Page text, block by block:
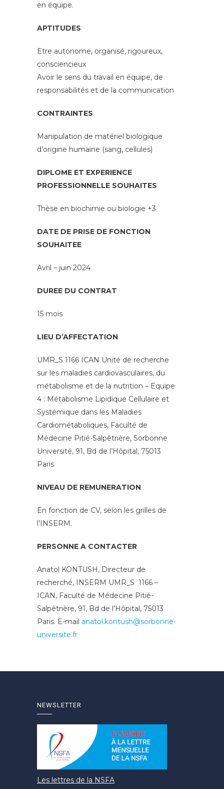
en équipe.
APTITUDES
Etre autonome, organisé, rigoureux,
consciencieux
Avoir le sens du travail en équipe, de
responsabilités et de la communication
CONTRAINTES
Manipulation de matériel biologique
d’origine humaine (sang, cellules)
DIPLOME ET EXPERIENCE
PROFESSIONNELLE SOUHAITES
Thèse en biochimie ou biologie +3
DATE DE PRISE DE FONCTION
SOUHAITEE
Avril – juin 2024
DUREE DU CONTRAT
15 mois
LIEU D’AFFECTATION
UMR_S 1166 ICAN Unité de recherche
sur les maladies cardiovasculaires, du
métabolisme et de la nutrition – Equipe
4 : Métabolisme Lipidique Cellulaire et
Systémique dans les Maladies
Cardiométaboliques, Faculté de
Médecine Pitié-Salpêtrière, Sorbonne
Université, 91, Bd de l’Hôpital, 75013
Paris
NIVEAU DE REMUNERATION
En fonction de CV, selon les grilles de
l’INSERM.
PERSONNE A CONTACTER
Anatol KONTUSH, Directeur de
recherché, INSERM UMR_S 1166 –
ICAN, Faculté de Médecine Pitié-
Salpêtrière, 91, Bd de l’Hôpital, 75013
Paris. E-mail anatol.kontush@sorbonne-
universite.fr
NEWSLETTER
Les lettres de la NSFA